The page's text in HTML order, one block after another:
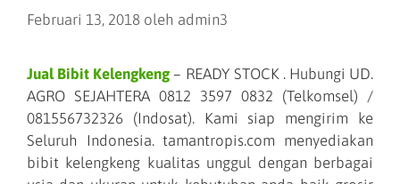
Februari 13, 2018 oleh admin3
Jual Bibit Kelengkeng – READY STOCK . Hubungi UD.
AGRO SEJAHTERA 0812 3597 0832 (Telkomsel) /
081556732326 (Indosat). Kami siap mengirim ke
Seluruh Indonesia. tamantropis.com menyediakan
bibit kelengkeng kualitas unggul dengan berbagai